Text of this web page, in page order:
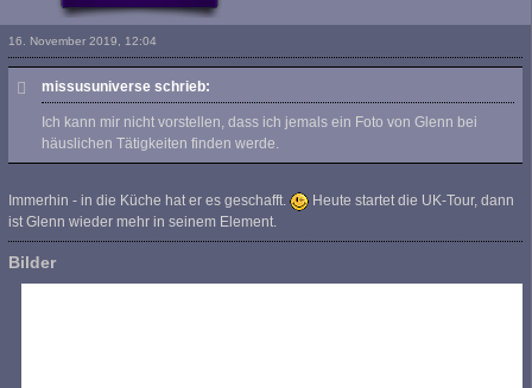
16. November 2019, 12:04
missusuniverse schrieb:
Ich kann mir nicht vorstellen, dass ich jemals ein Foto von Glenn bei
häuslichen Tätigkeiten finden werde.
Immerhin - in die Küche hat er es geschafft.
Heute startet die UK-Tour, dann
ist Glenn wieder mehr in seinem Element.
Bilder